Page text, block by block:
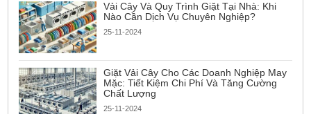
Vải Cây Và Quy Trình Giặt Tại Nhà: Khi
Nào Cần Dịch Vụ Chuyên Nghiệp?
25-11-2024
Giặt Vải Cây Cho Các Doanh Nghiệp May
Mặc: Tiết Kiệm Chi Phí Và Tăng Cường
Chất Lượng
25-11-2024